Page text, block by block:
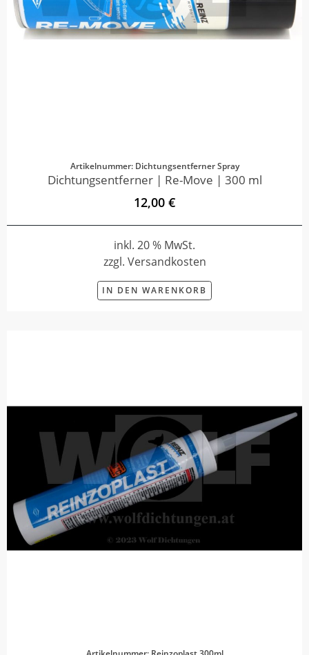
Artikelnummer: Dichtungsentferner Spray
Dichtungsentferner | Re-Move | 300 ml
12,00 €
inkl. 20 % MwSt.
zzgl. Versandkosten
IN DEN WARENKORB